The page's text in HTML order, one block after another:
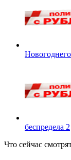
беспредела 2
Что сейчас